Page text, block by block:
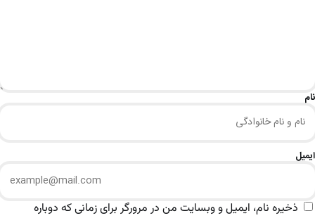
نام
ایمیل
ذخیره نام، ایمیل و وبسایت من در مرورگر برای زمانی که دوباره